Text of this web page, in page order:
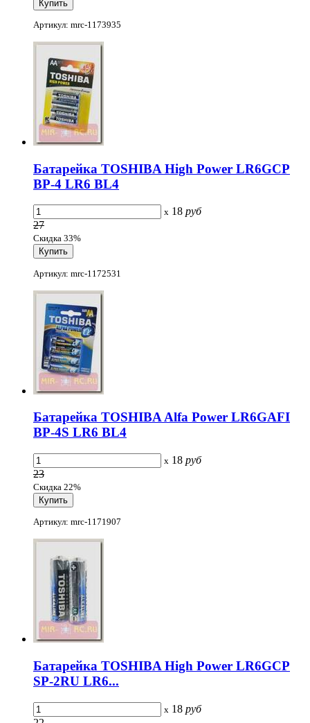
Артикул: mrc-1173935
Батарейка TOSHIBA High Power LR6GCP
BP-4 LR6 BL4
x 18 руб
27
Скидка 33%
Артикул: mrc-1172531
Батарейка TOSHIBA Alfa Power LR6GAFI
BP-4S LR6 BL4
x 18 руб
23
Скидка 22%
Артикул: mrc-1171907
Батарейка TOSHIBA High Power LR6GCP
SP-2RU LR6...
x 18 руб